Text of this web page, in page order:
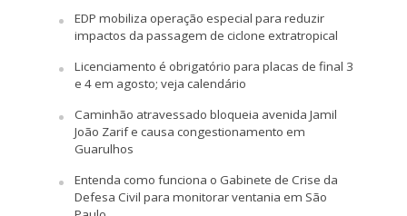
EDP mobiliza operação especial para reduzir
impactos da passagem de ciclone extratropical
Licenciamento é obrigatório para placas de final 3
e 4 em agosto; veja calendário
Caminhão atravessado bloqueia avenida Jamil
João Zarif e causa congestionamento em
Guarulhos
Entenda como funciona o Gabinete de Crise da
Defesa Civil para monitorar ventania em São